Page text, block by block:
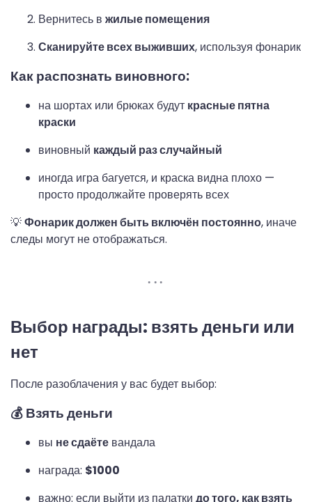
Вернитесь в жилые помещения
Сканируйте всех выживших, используя фонарик
Как распознать виновного:
на шортах или брюках будут красные пятна
краски
виновный каждый раз случайный
иногда игра багуется, и краска видна плохо —
просто продолжайте проверять всех
💡Фонарик должен быть включён постоянно, иначе
следы могут не отображаться.
Выбор награды: взять деньги или
нет
После разоблачения у вас будет выбор:
💰 Взять деньги
вы не сдаёте вандала
награда: $1000
важно: если выйти из палатки до того, как взять